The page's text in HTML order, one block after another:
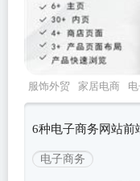
服饰外贸 家居电商
产品商城
6种电子商务网站前
电子商务